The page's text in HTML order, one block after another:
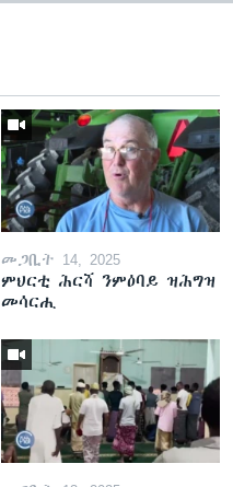
መጋቢት 14, 2025
ምህርቲ ሕርሻ ንምዕባይ ዝሕግዝ
መሳርሒ